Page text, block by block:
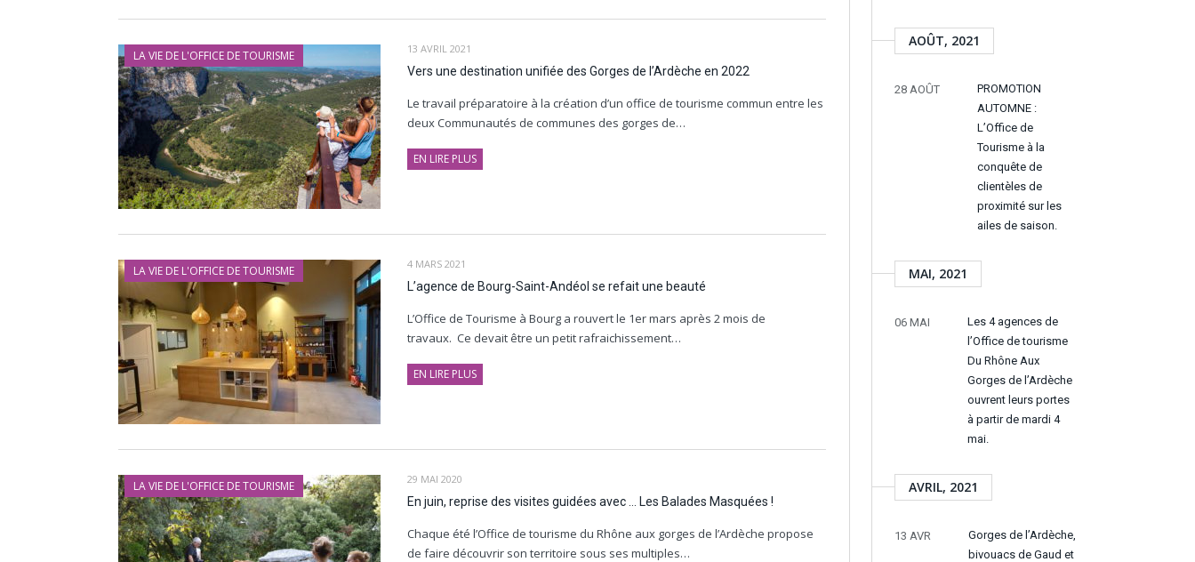
LA VIE DE L'OFFICE DE TOURISME 13 AVRIL 2021
Vers une destination unifiée des Gorges de l’Ardèche en 2022
Le travail préparatoire à la création d’un office de tourisme commun entre les
deux Communautés de communes des gorges de…
EN LIRE PLUS
LA VIE DE L'OFFICE DE TOURISME 4 MARS 2021
L’agence de Bourg-Saint-Andéol se refait une beauté
L’Office de Tourisme à Bourg a rouvert le 1er mars après 2 mois de
travaux. Ce devait être un petit rafraichissement…
EN LIRE PLUS
LA VIE DE L'OFFICE DE TOURISME 29 MAI 2020
En juin, reprise des visites guidées avec … Les Balades Masquées !
Chaque été l’Office de tourisme du Rhône aux gorges de l’Ardèche propose
de faire découvrir son territoire sous ses multiples…
AOÛT, 2021
28 AOÛT
PROMOTION
AUTOMNE :
L’Office de
Tourisme à la
conquête de
clientèles de
proximité sur les
ailes de saison.
MAI, 2021
06 MAI
Les 4 agences de
l’Office de tourisme
Du Rhône Aux
Gorges de l’Ardèche
ouvrent leurs portes
à partir de mardi 4
mai.
AVRIL, 2021
13 AVR
Gorges de l’Ardèche,
bivouacs de Gaud et